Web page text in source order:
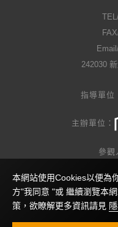
242030
指導單位
主辦單位：
參觀
網站製作
本網站使用Cookies以便為
方"我同意 "或 繼續瀏覽本
策，欲瞭解更多資訊請見